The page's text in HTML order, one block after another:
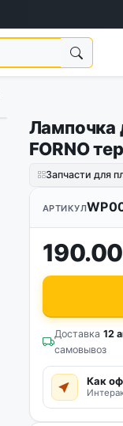
Лампочка
FORNO
Запчасти для
АРТИКУЛ
Доставка 12
самовывоз
Как